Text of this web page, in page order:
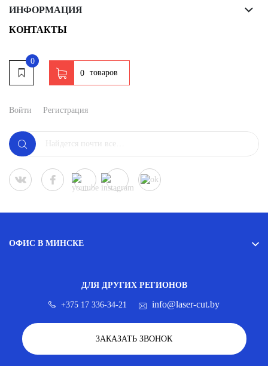
ИНФОРМАЦИЯ
КОНТАКТЫ
0
0 товаров
Войти Регистрация
ОФИС В МИНСКЕ
ДЛЯ ДРУГИХ РЕГИОНОВ
+375 17 336-34-21 info@laser-cut.by
ЗАКАЗАТЬ ЗВОНОК